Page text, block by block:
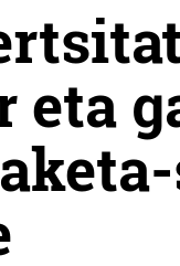
eta